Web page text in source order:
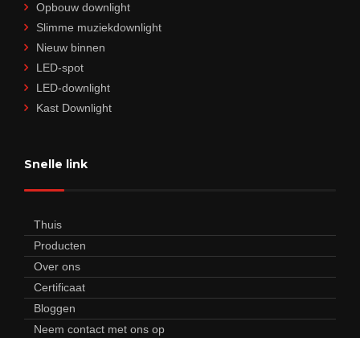
Opbouw downlight
Slimme muziekdownlight
Nieuw binnen
LED-spot
LED-downlight
Kast Downlight
Snelle link
Thuis
Producten
Over ons
Certificaat
Bloggen
Neem contact met ons op